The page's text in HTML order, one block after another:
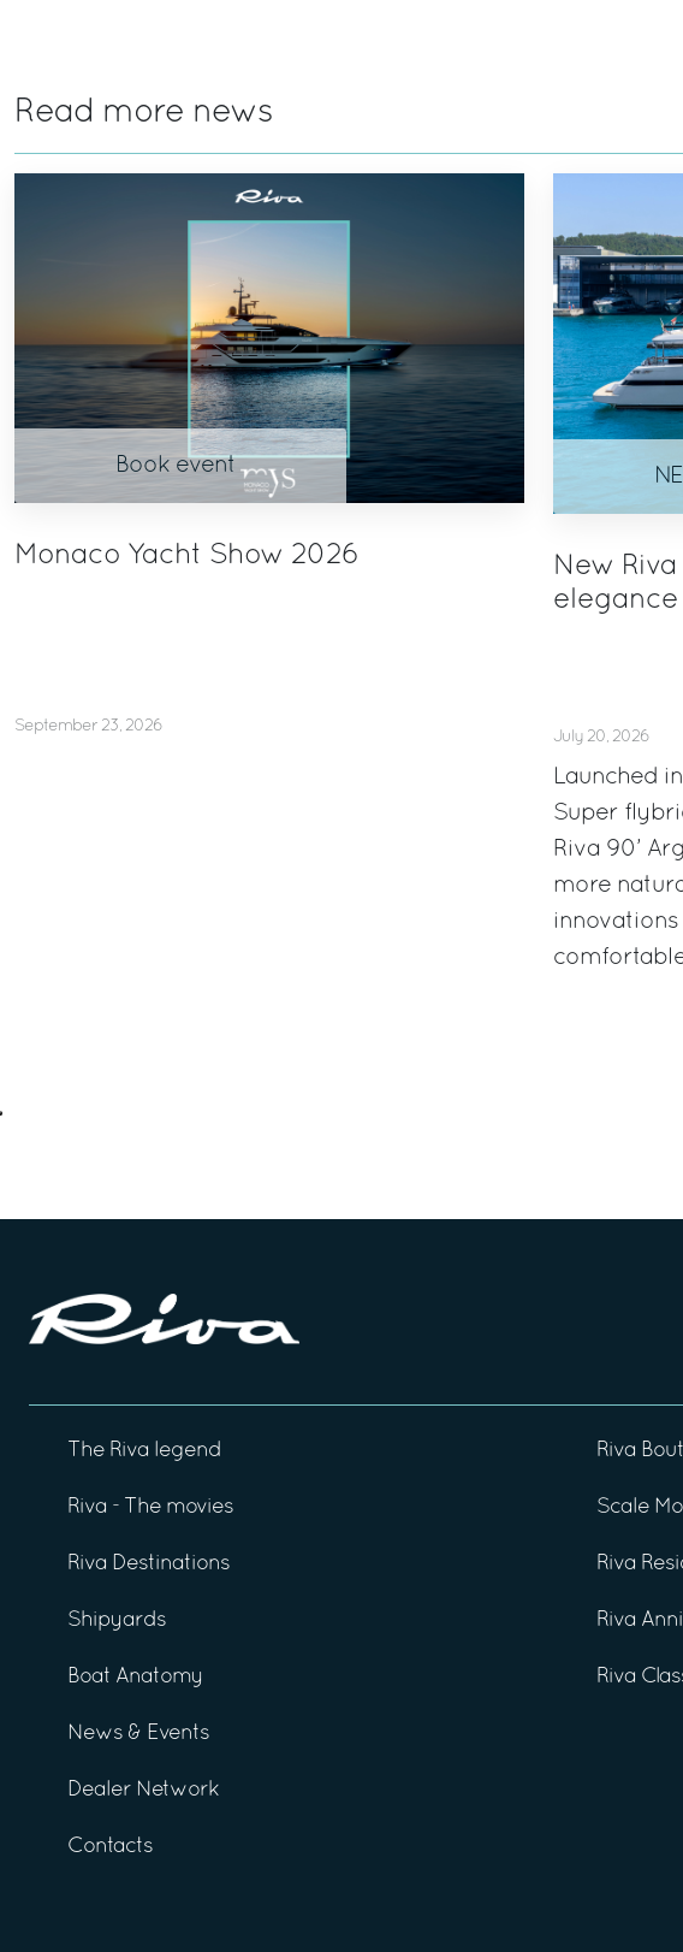
Read more news
Book event
Monaco Yacht Show 2026
September 23, 2026
New
July 20, 2026
Launched
Super
Riva 90’
more
The Riva legend
Riva - The movies
Riva Destinations
Shipyards
Boat Anatomy
News & Events
Dealer Network
Contacts
Riva
Scale
Riva
Riva
Riva